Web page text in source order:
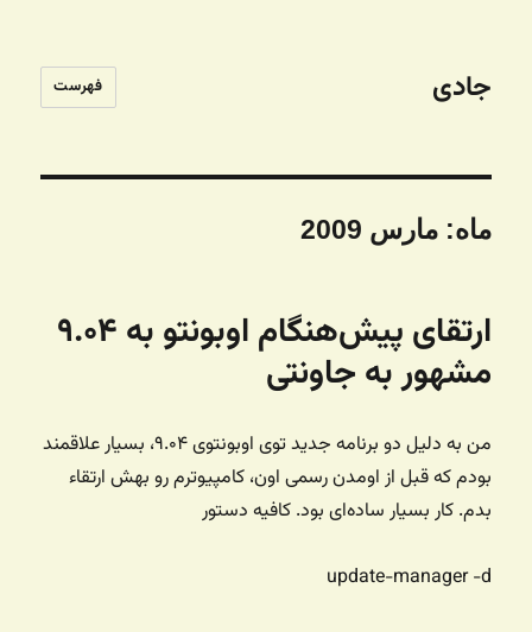
جادی فهرست
ماه:مارس 2009
ارتقای پیش‌هنگام اوبونتو به ۹.۰۴
مشهور به جاونتی
من به دلیل دو برنامه جدید توی اوبونتوی ۹.۰۴، بسیار علاقمند
بودم که قبل از اومدن رسمی اون، کامپیوترم رو بهش ارتقاء
بدم. کار بسیار ساده‌ای بود. کافیه دستور
update-manager -d